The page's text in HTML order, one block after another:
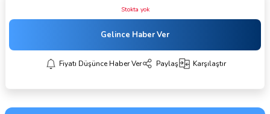
Stokta yok
Gelince Haber Ver
Fiyatı Düşünce Haber Ver Paylaş Karşılaştır